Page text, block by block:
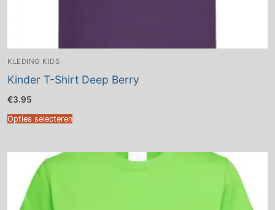
KLEDING KIDS
Kinder T-Shirt Deep Berry
€3.95
Opties selecteren